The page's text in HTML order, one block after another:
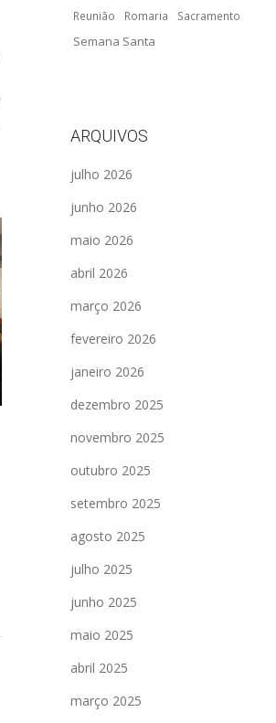
Reunião Romaria Sacramento
Semana Santa
ARQUIVOS
julho 2026
junho 2026
maio 2026
abril 2026
março 2026
fevereiro 2026
janeiro 2026
dezembro 2025
novembro 2025
outubro 2025
setembro 2025
agosto 2025
julho 2025
junho 2025
maio 2025
abril 2025
março 2025